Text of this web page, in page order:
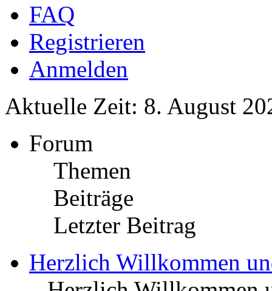
FAQ
Registrieren
Anmelden
Aktuelle Zeit: 8. August
Forum
Themen
Beiträge
Letzter Beitrag
Herzlich Willkommen